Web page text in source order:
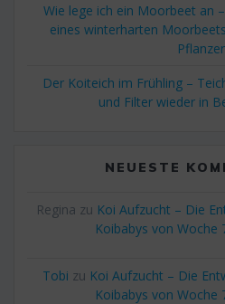
Wie lege ich ein Moorbeet an
eines winterharten
Der Koiteich im Frühling –
und Filter wieder in
NEUESTE
Regina zu Koi Aufzucht – Die
Koibabys von Woche
Tobi zu Koi Aufzucht – Die
Koibabys von Woche